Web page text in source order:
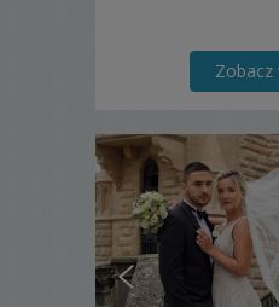
Zobacz